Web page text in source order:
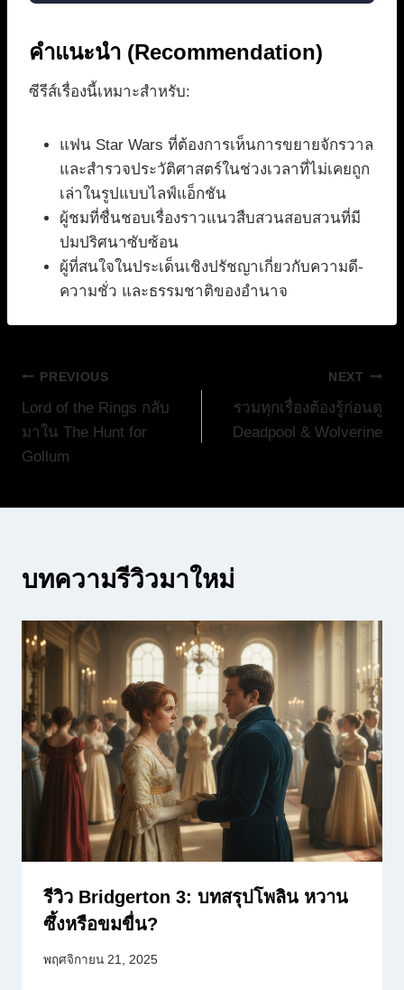
คำแนะนำ (Recommendation)
ซีรีส์เรื่องนี้เหมาะสำหรับ:
แฟน Star Wars ที่ต้องการเห็นการขยายจักรวาล
และสำรวจประวัติศาสตร์ในช่วงเวลาที่ไม่เคยถูก
เล่าในรูปแบบไลฟ์แอ็กชัน
ผู้ชมที่ชื่นชอบเรื่องราวแนวสืบสวนสอบสวนที่มี
ปมปริศนาซับซ้อน
ผู้ที่สนใจในประเด็นเชิงปรัชญาเกี่ยวกับความดี-
ความชั่ว และธรรมชาติของอำนาจ
แนะแนว
เรื่อง
PREVIOUS
Lord of the Rings กลับ
มาใน The Hunt for
Gollum
NEXT
รวมทุกเรื่องต้องรู้ก่อนดู
Deadpool & Wolverine
บทความรีวิวมาใหม่
รีวิว Bridgerton 3: บทสรุปโพลิน หวาน
ซึ้งหรือขมขื่น?
พฤศจิกายน 21, 2025